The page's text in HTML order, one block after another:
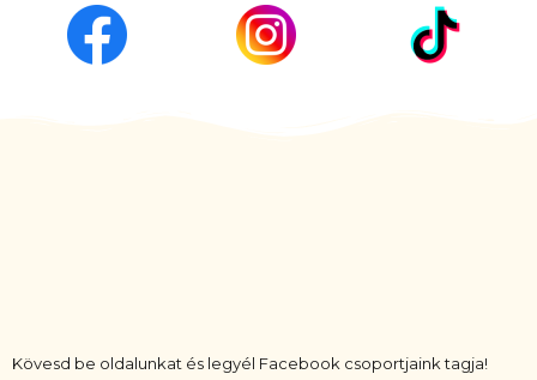
Kövesd be oldalunkat és legyél Facebook csoportjaink tagja!